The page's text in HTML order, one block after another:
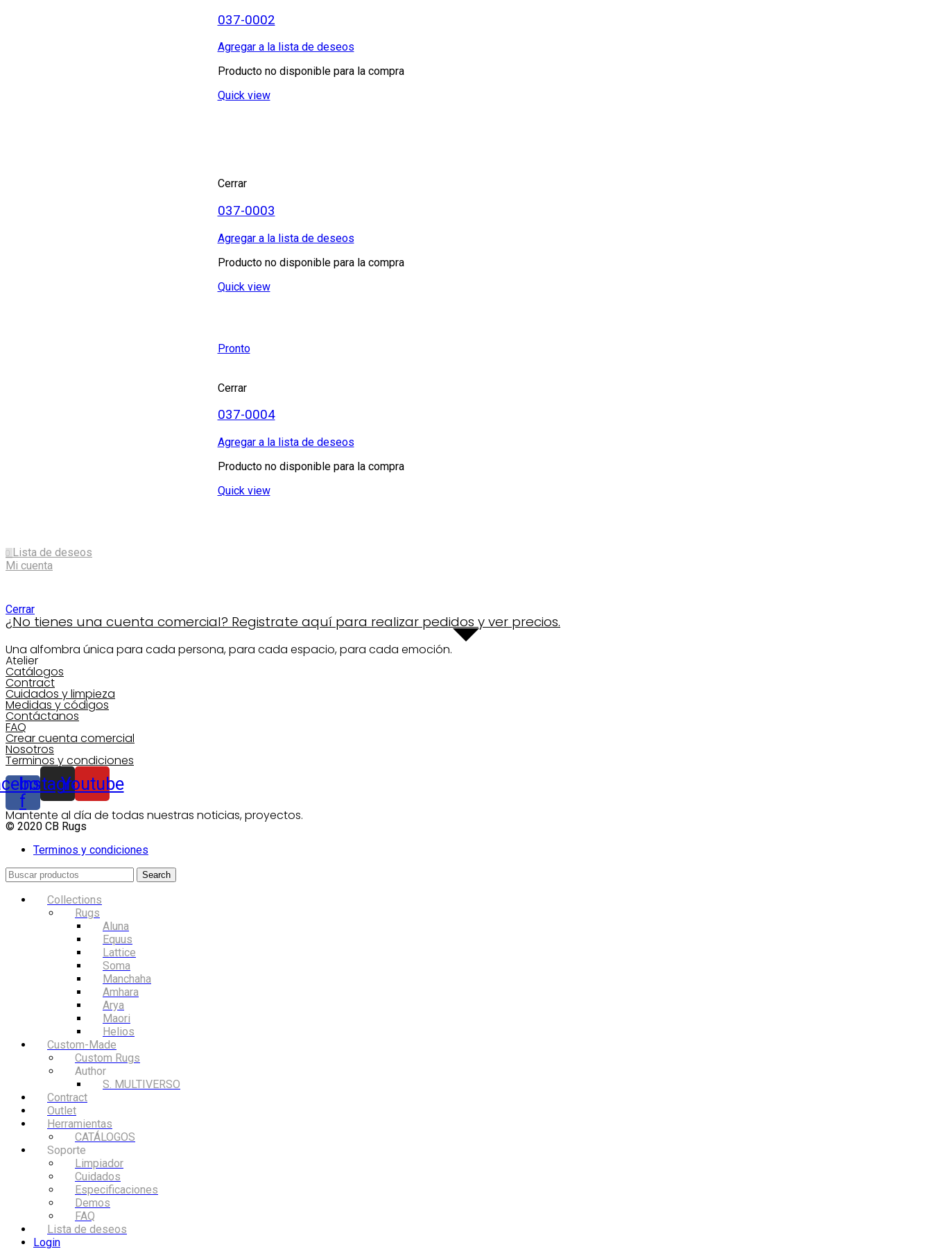
037-0002
Agregar a la lista de deseos
Producto no disponible para la compra
Quick view
Cerrar
037-0003
Agregar a la lista de deseos
Producto no disponible para la compra
Quick view
Pronto
Cerrar
037-0004
Agregar a la lista de deseos
Producto no disponible para la compra
Quick view
0 Lista de deseos
Mi cuenta
Cerrar
¿No tienes una cuenta comercial? Registrate aquí para realizar pedidos y ver precios.
Una alfombra única para cada persona, para cada espacio, para cada emoción.
Atelier
Catálogos
Contract
Cuidados y limpieza
Medidas y códigos
Contáctanos
FAQ
Crear cuenta comercial
Nosotros
Terminos y condiciones
f
Instagram
Youtube
Mantente al día de todas nuestras noticias, proyectos.
© 2020 CB Rugs
Terminos y condiciones
Search
Collections
Rugs
Aluna
Equus
Lattice
Soma
Manchaha
Amhara
Arya
Maori
Helios
Custom-Made
Custom Rugs
Author
S. MULTIVERSO
Contract
Outlet
Herramientas
CATÁLOGOS
Soporte
Limpiador
Cuidados
Especificaciones
Demos
FAQ
Lista de deseos
Login